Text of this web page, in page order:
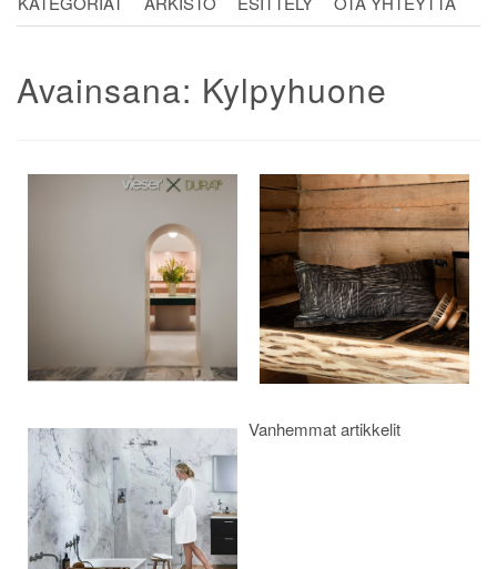
Avainsana: Kylpyhuone
Artikkelien
Vanhemmat artikkelit